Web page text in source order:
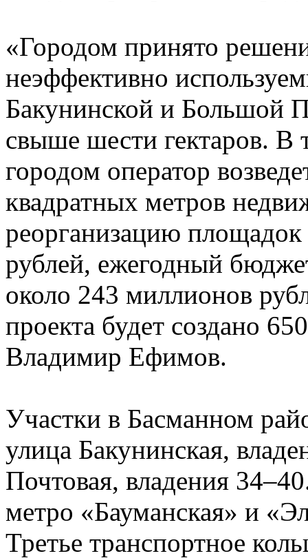
«Городом принято
неэффективно
Бакунинской и Большой
свыше шести гектаров. В
городом оператор
квадратных метров
реорганизацию
рублей, ежегодный
около 243 миллионов
проекта будет создано
Владимир Ефимов.
Участки в Басманном
улица Бакунинская,
Почтовая, владения
метро «Бауманская» и
Третье транспортное